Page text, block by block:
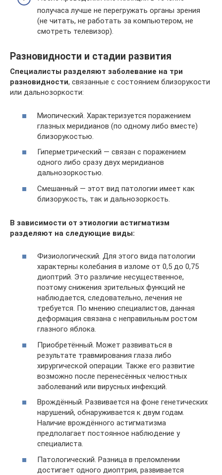
получаса лучше не перегружать органы зрения
(не читать, не работать за компьютером, не
смотреть телевизор).
Разновидности и стадии развития
Специалисты разделяют заболевание на три
разновидности, связанные с состоянием близорукости
или дальнозоркости:
Миопический. Характеризуется поражением
глазных меридианов (по одному либо вместе)
близорукостью.
Гиперметрический — связан с поражением
одного либо сразу двух меридианов
дальнозоркостью.
Смешанный — этот вид патологии имеет как
близорукость, так и дальнозоркость.
В зависимости от этиологии астигматизм
разделяют на следующие виды:
Физиологический. Для этого вида патологии
характерны колебания в изломе от 0,5 до 0,75
диоптрий. Это различие несущественное,
поэтому снижения зрительных функций не
наблюдается, следовательно, лечения не
требуется. По мнению специалистов, данная
деформация связана с неправильным ростом
глазного яблока.
Приобретённый. Может развиваться в
результате травмирования глаза либо
хирургической операции. Также его развитие
возможно после перенесённых челюстных
заболеваний или вирусных инфекций.
Врождённый. Развивается на фоне генетических
нарушений, обнаруживается к двум годам.
Наличие врождённого астигматизма
предполагает постоянное наблюдение у
специалиста.
Патологический. Разница в преломлении
достигает одного диоптрия, развивается